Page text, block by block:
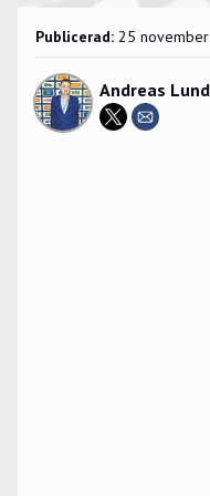
Publicerad: 25
Andreas